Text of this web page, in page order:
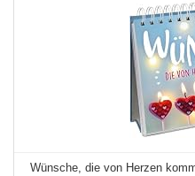
Wünsche, die von Herzen